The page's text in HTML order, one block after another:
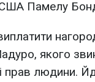
Памелу
якого
прав людини.